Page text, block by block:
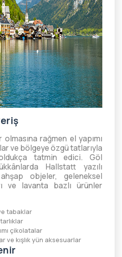
rağmen el yapımı
ve bölgeye özgü tatlarıyla
oldukça tatmin edici. Göl
Hallstatt yazılı
objeler, geleneksel
ve lavanta bazlı ürünler
tabaklar
çikolatalar
ve kışlık yün aksesuarlar